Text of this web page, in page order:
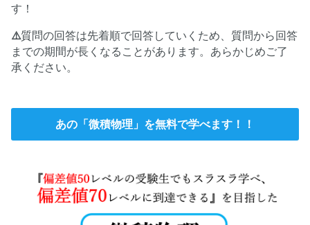
す！
⚠️質問の回答は先着順で回答していくため、質問から回答
までの期間が長くなることがあります。あらかじめご了
承ください。
あの「微積物理」を無料で学べます！！